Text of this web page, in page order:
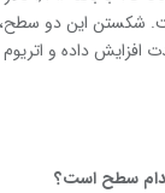
۱,۸۱۶ دلار است. شکستن این
سطح است؟